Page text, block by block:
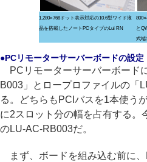
1,280×768ドット表示対応の10.6型ワイド液
晶を搭載したノートPCタイプのLui RN
と
式端
●PCリモーターサーバーボードの設定
PCリモーターサーバーボード
B003」とロープロファイルの「
る。どちらもPCIバスを1本使う
に2スロット分の幅を占有する。
のLU-AC-RB003だ。
まず、ボードを組み込む前に